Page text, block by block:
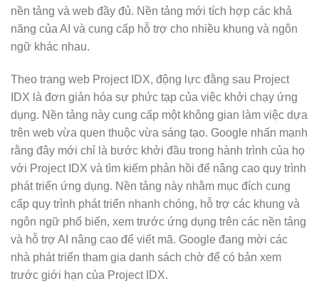
nền tảng và web đầy đủ. Nền tảng mới tích hợp các khả
năng của AI và cung cấp hỗ trợ cho nhiều khung và ngôn
ngữ khác nhau.
Theo trang web Project IDX, động lực đằng sau Project
IDX là đơn giản hóa sự phức tạp của việc khởi chạy ứng
dụng. Nền tảng này cung cấp một không gian làm việc dựa
trên web vừa quen thuộc vừa sáng tạo. Google nhấn mạnh
rằng đây mới chỉ là bước khởi đầu trong hành trình của họ
với Project IDX và tìm kiếm phản hồi để nâng cao quy trình
phát triển ứng dụng. Nền tảng này nhằm mục đích cung
cấp quy trình phát triển nhanh chóng, hỗ trợ các khung và
ngôn ngữ phổ biến, xem trước ứng dụng trên các nền tảng
và hỗ trợ AI nâng cao để viết mã. Google đang mời các
nhà phát triển tham gia danh sách chờ để có bản xem
trước giới hạn của Project IDX.